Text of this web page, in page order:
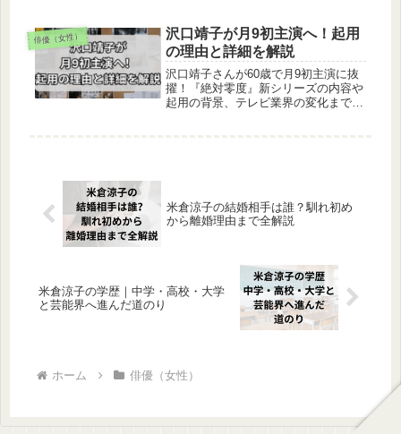
わかりやすく解説します。
俳優（女性）
沢口靖子が月9初主演へ！起用
の理由と詳細を解説
沢口靖子さんが60歳で月9初主演に抜
擢！『絶対零度』新シリーズの内容や
起用の背景、テレビ業界の変化まで詳
米倉涼子の結婚相手は誰？馴れ初め
から離婚理由まで全解説
米倉涼子の学歴｜中学・高校・大学
と芸能界へ進んだ道のり
ホーム 俳優（女性）